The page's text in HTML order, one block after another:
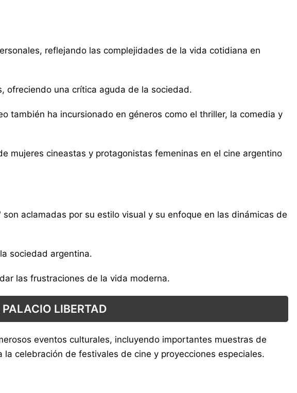
reflejando las complejidades de la vida cotidiana en
ofreciendo una crítica aguda de la sociedad.
también ha incursionado en géneros como el thriller, la comedia y
mujeres cineastas y protagonistas femeninas en el cine argentino
aclamadas por su estilo visual y su enfoque en las dinámicas de
sociedad argentina.
las frustraciones de la vida moderna.
LIBERTAD
eventos culturales, incluyendo importantes muestras de
celebración de festivales de cine y proyecciones especiales.